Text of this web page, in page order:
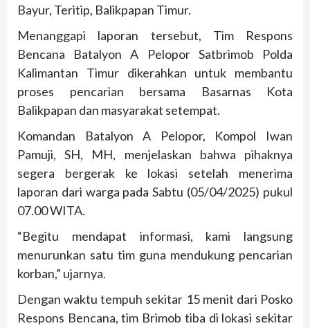
Bayur, Teritip, Balikpapan Timur.
Menanggapi laporan tersebut, Tim Respons
Bencana Batalyon A Pelopor Satbrimob Polda
Kalimantan Timur dikerahkan untuk membantu
proses pencarian bersama Basarnas Kota
Balikpapan dan masyarakat setempat.
Komandan Batalyon A Pelopor, Kompol Iwan
Pamuji, SH, MH, menjelaskan bahwa pihaknya
segera bergerak ke lokasi setelah menerima
laporan dari warga pada Sabtu (05/04/2025) pukul
07.00 WITA.
“Begitu mendapat informasi, kami langsung
menurunkan satu tim guna mendukung pencarian
korban,” ujarnya.
Dengan waktu tempuh sekitar 15 menit dari Posko
Respons Bencana, tim Brimob tiba di lokasi sekitar